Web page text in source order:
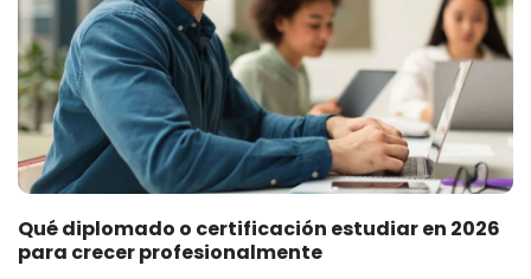
Qué diplomado o certificación estudiar en 2026
para crecer profesionalmente